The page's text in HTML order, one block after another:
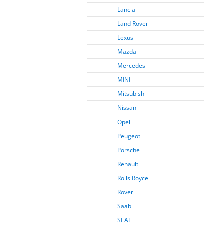
Lancia
Land Rover
Lexus
Mazda
Mercedes
MINI
Mitsubishi
Nissan
Opel
Peugeot
Porsche
Renault
Rolls Royce
Rover
Saab
SEAT